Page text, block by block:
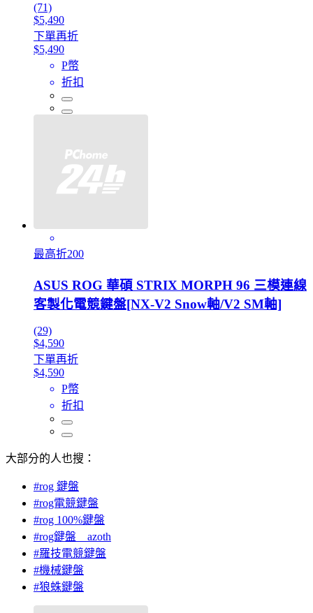
(71)
$5,490
下單再折
$5,490
P幣
折扣
最高折200
ASUS ROG 華碩 STRIX MORPH 96 三模連線
客製化電競鍵盤[NX-V2 Snow軸/V2 SM軸]
(29)
$4,590
下單再折
$4,590
P幣
折扣
大部分的人也搜：
#rog 鍵盤
#rog電競鍵盤
#rog 100%鍵盤
#rog鍵盤 azoth
#羅技電競鍵盤
#機械鍵盤
#狼蛛鍵盤